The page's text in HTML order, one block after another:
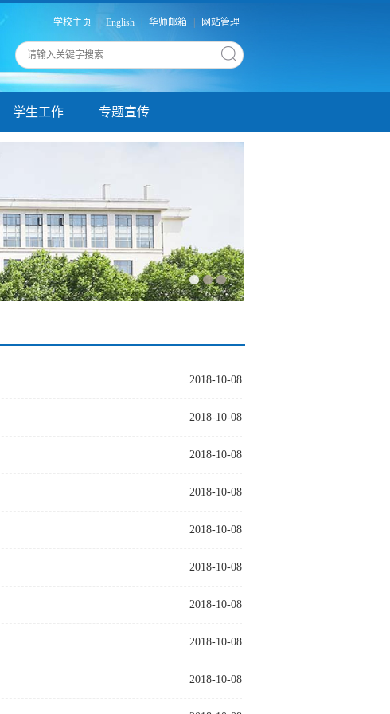
学校主页 English 华师邮箱 网站管理
学生工作 专题宣传
2018-10-08
2018-10-08
2018-10-08
2018-10-08
2018-10-08
2018-10-08
2018-10-08
2018-10-08
2018-10-08